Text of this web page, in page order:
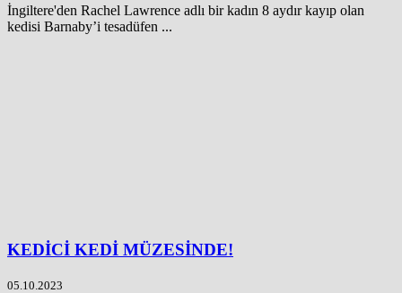
İngiltere'den Rachel Lawrence adlı bir kadın 8 aydır kayıp olan
kedisi Barnaby’i tesadüfen ...
KEDİCİ KEDİ MÜZESİNDE!
05.10.2023